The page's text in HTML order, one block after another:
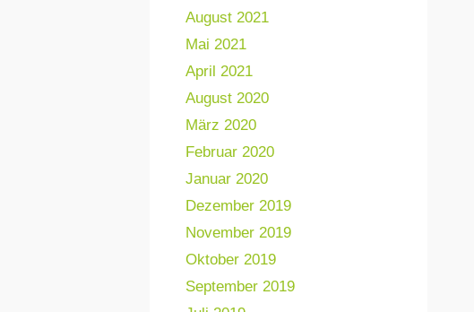
August 2021
Mai 2021
April 2021
August 2020
März 2020
Februar 2020
Januar 2020
Dezember 2019
November 2019
Oktober 2019
September 2019